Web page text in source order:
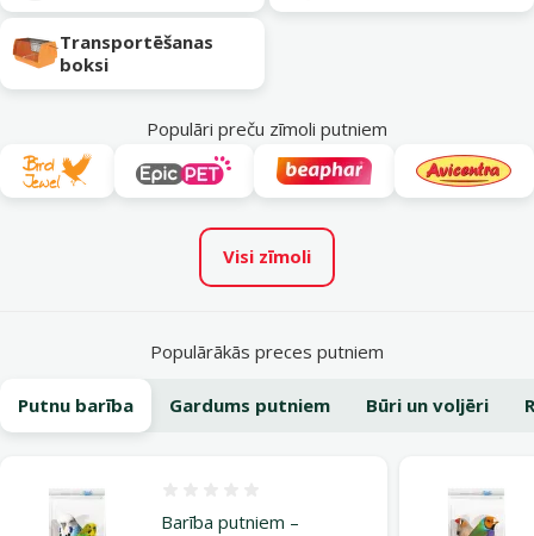
Transportēšanas
boksi
Populāri preču zīmoli putniem
Visi zīmoli
Populārākās preces putniem
Putnu barība Gardums putniem Būri un voljēri
Barība putniem –